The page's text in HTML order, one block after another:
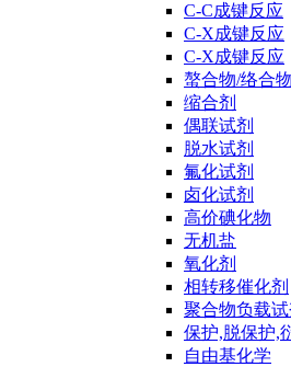
C-C成键反应
C-X成键反应
C-X成键反应
螯合物/络合物
缩合剂
偶联试剂
脱水试剂
氟化试剂
卤化试剂
高价碘化物
无机盐
氧化剂
相转移催化剂
聚合物负载试
保护,脱保护,
自由基化学